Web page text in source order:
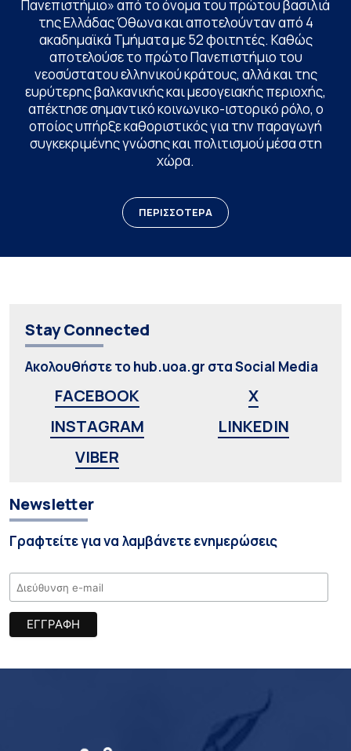
Πανεπιστήμιο» από το όνομα του πρώτου βασιλιά
της Ελλάδας Όθωνα και αποτελούνταν από 4
ακαδημαϊκά Τμήματα με 52 φοιτητές. Καθώς
αποτελούσε το πρώτο Πανεπιστήμιο του
νεοσύστατου ελληνικού κράτους, αλλά και της
ευρύτερης βαλκανικής και μεσογειακής περιοχής,
απέκτησε σημαντικό κοινωνικο-ιστορικό ρόλο, ο
οποίος υπήρξε καθοριστικός για την παραγωγή
συγκεκριμένης γνώσης και πολιτισμού μέσα στη
χώρα.
ΠΕΡΙΣΣΟΤΕΡΑ
Stay Connected
Ακολουθήστε το hub.uoa.gr στα Social Media
FACEBOOK
X
INSTAGRAM
LINKEDIN
VIBER
Newsletter
Γραφτείτε για να λαμβάνετε ενημερώσεις